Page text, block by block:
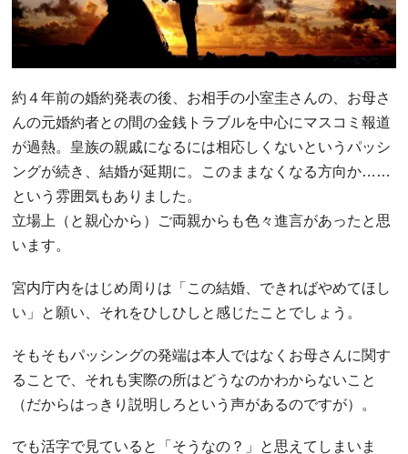
約４年前の婚約発表の後、お相手の小室圭さんの、お母さ
んの元婚約者との間の金銭トラブルを中心にマスコミ報道
が過熱。皇族の親戚になるには相応しくないというパッシ
ングが続き、結婚が延期に。このままなくなる方向か……
という雰囲気もありました。
立場上（と親心から）ご両親からも色々進言があったと思
います。
宮内庁内をはじめ周りは「この結婚、できればやめてほし
い」と願い、それをひしひしと感じたことでしょう。
そもそもパッシングの発端は本人ではなくお母さんに関す
ることで、それも実際の所はどうなのかわからないこと
（だからはっきり説明しろという声があるのですが）。
でも活字で見ていると「そうなの？」と思えてしまいま